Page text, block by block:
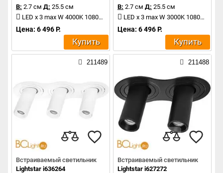
В: 2.7 см Д: 25.5 см
LED x 3 max W 4000K 1080Lm
Цена: 6 496 Р.
Купить
В: 2.7 см Д: 25.5 см
LED x 3 max W 3000K 1080Lm
Цена: 6 496 Р.
Купить
211489
Встраиваемый светильник
Lightstar i636264
211488
Встраиваемый светильник
Lightstar i627272